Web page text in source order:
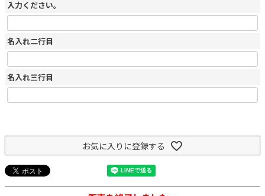
入力ください。
名入れ二行目
名入れ三行目
お気に入りに登録する